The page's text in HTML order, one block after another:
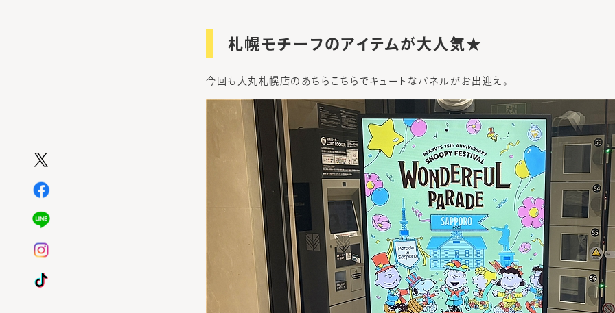
札幌モチーフのアイテムが大人気★
今回も大丸札幌店のあちらこちらでキュートなパネルがお出迎え。